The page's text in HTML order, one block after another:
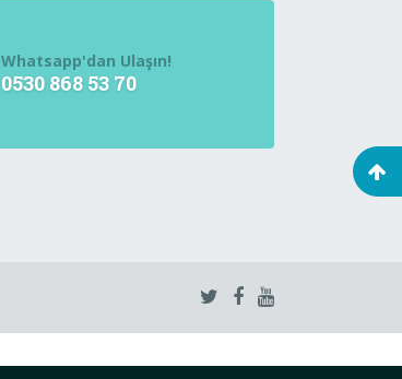
Whatsapp'dan Ulaşın!
0530 868 53 70